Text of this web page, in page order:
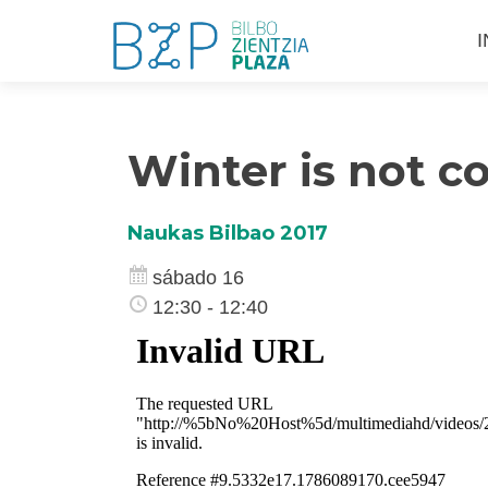
Winter is not
Naukas Bilbao 2017
sábado 16
12:30 - 12:40